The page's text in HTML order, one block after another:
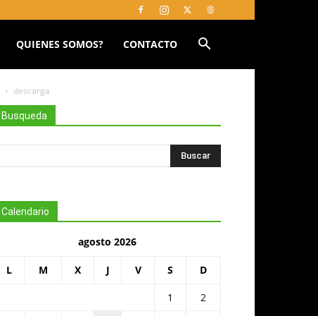
QUIENES SOMOS? CONTACTO
descarga
Busqueda
Calendario
agosto 2026
L M X J V S D
1
2